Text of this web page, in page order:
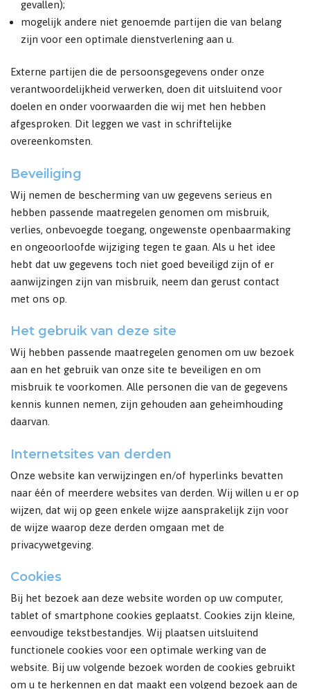
gevallen);
mogelijk andere niet genoemde partijen die van belang
zijn voor een optimale dienstverlening aan u.
Externe partijen die de persoonsgegevens onder onze
verantwoordelijkheid verwerken, doen dit uitsluitend voor
doelen en onder voorwaarden die wij met hen hebben
afgesproken. Dit leggen we vast in schriftelijke
overeenkomsten.
Beveiliging
Wij nemen de bescherming van uw gegevens serieus en
hebben passende maatregelen genomen om misbruik,
verlies, onbevoegde toegang, ongewenste openbaarmaking
en ongeoorloofde wijziging tegen te gaan. Als u het idee
hebt dat uw gegevens toch niet goed beveiligd zijn of er
aanwijzingen zijn van misbruik, neem dan gerust contact
met ons op.
Het gebruik van deze site
Wij hebben passende maatregelen genomen om uw bezoek
aan en het gebruik van onze site te beveiligen en om
misbruik te voorkomen. Alle personen die van de gegevens
kennis kunnen nemen, zijn gehouden aan geheimhouding
daarvan.
Internetsites van derden
Onze website kan verwijzingen en/of hyperlinks bevatten
naar één of meerdere websites van derden. Wij willen u er op
wijzen, dat wij op geen enkele wijze aansprakelijk zijn voor
de wijze waarop deze derden omgaan met de
privacywetgeving.
Cookies
Bij het bezoek aan deze website worden op uw computer,
tablet of smartphone cookies geplaatst. Cookies zijn kleine,
eenvoudige tekstbestandjes. Wij plaatsen uitsluitend
functionele cookies voor een optimale werking van de
website. Bij uw volgende bezoek worden de cookies gebruikt
om u te herkennen en dat maakt een volgend bezoek aan de